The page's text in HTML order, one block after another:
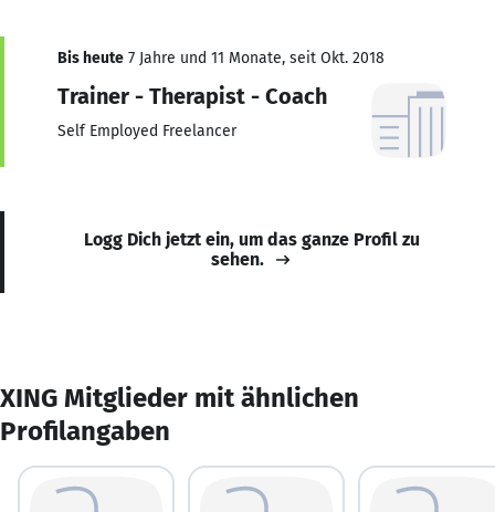
Bis heute 7 Jahre und 11 Monate, seit Okt. 2018
Trainer - Therapist - Coach
Self Employed Freelancer
Logg Dich jetzt ein, um das ganze Profil zu
sehen.
XING Mitglieder mit ähnlichen
Profilangaben